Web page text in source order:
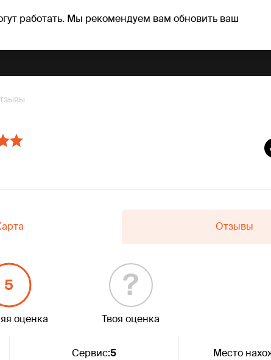
работать. Мы рекомендуем вам обновить ваш
Отзывы
5
оценка
?
Твоя оценка
Сервис:5 Место